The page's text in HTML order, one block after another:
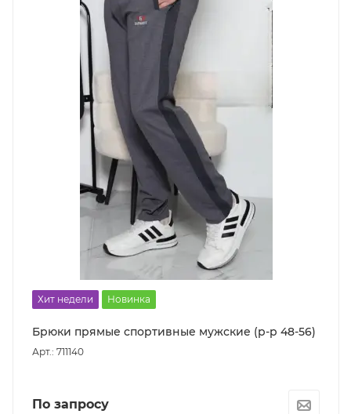
Хит недели Новинка
Брюки прямые спортивные мужские (р-р 48-56)
Арт.: 711140
По запросу